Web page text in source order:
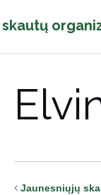
Jaunesniųjų